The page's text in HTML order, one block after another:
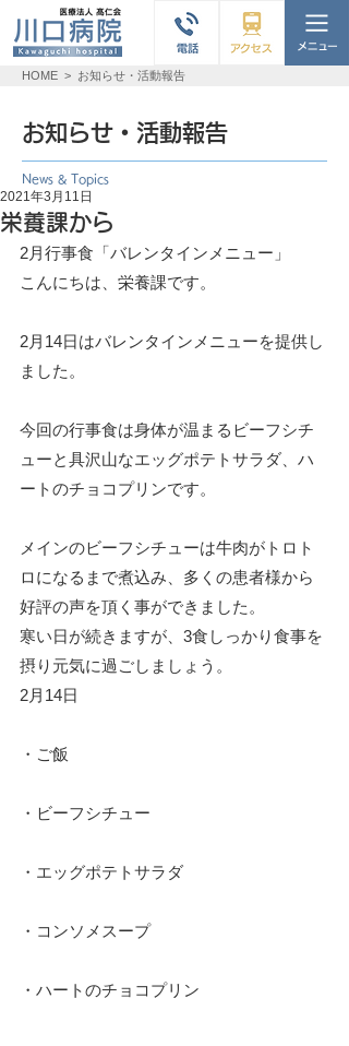
HOME > お知らせ・活動報告
お知らせ・活動報告
News & Topics
栄養課から
2021年3月11日
2月行事食「バレンタインメニュー」
こんにちは、栄養課です。
2月14日はバレンタインメニューを提供し
ました。
今回の行事食は身体が温まるビーフシチ
ューと具沢山なエッグポテトサラダ、ハ
ートのチョコプリンです。
メインのビーフシチューは牛肉がトロト
ロになるまで煮込み、多くの患者様から
好評の声を頂く事ができました。
寒い日が続きますが、3食しっかり食事を
摂り元気に過ごしましょう。
2月14日
・ご飯
・ビーフシチュー
・エッグポテトサラダ
・コンソメスープ
・ハートのチョコプリン